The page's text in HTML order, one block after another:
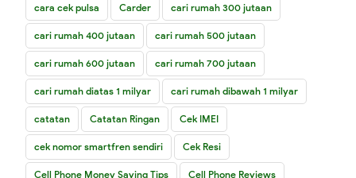
cara cek pulsa Carder cari rumah 300 jutaan
cari rumah 400 jutaan cari rumah 500 jutaan
cari rumah 600 jutaan cari rumah 700 jutaan
cari rumah diatas 1 milyar cari rumah dibawah 1 milyar
catatan Catatan Ringan Cek IMEI
cek nomor smartfren sendiri Cek Resi
Cell Phone Money Saving Tips Cell Phone Reviews